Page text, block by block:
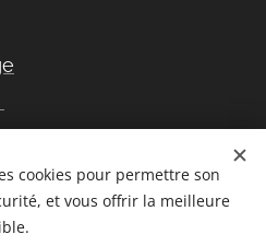
cookies pour permettre son
et vous offrir la meilleure